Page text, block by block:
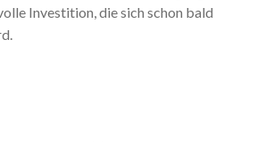
Investition, die sich schon bald